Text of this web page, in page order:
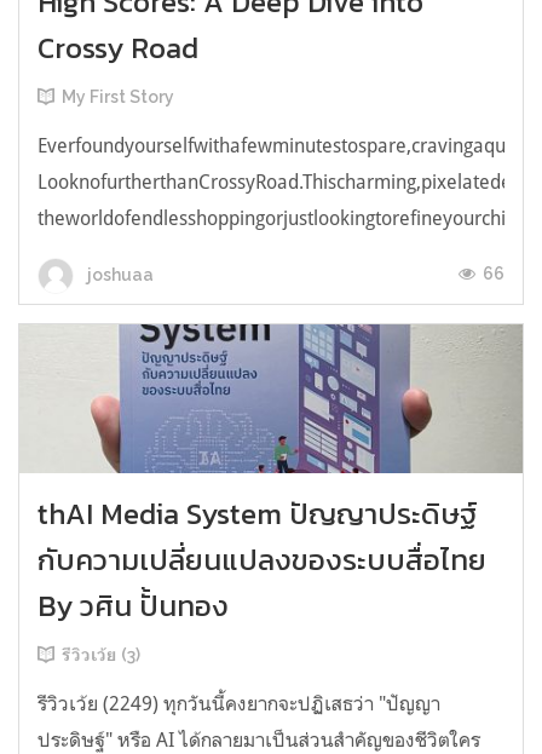
Crossy Road
My First Story
joshuaa 66
thAI Media System ปัญญาประดิษฐ์
กับความเปลี่ยนแปลงของระบบสื่อไทย
By วศิน ปั้นทอง
รีวิวเว้ย (3)
รีวิวเว้ย (2249) ทุกวันนี้คงยากจะปฏิเสธว่า "ปัญญา
ประดิษฐ์" หรือ AI ได้กลายมาเป็นส่วนสำคัญของชีวิตใคร